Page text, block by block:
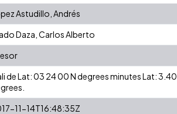
Astudillo, Andrés
Daza, Carlos Alberto
de Lat: 03 24 00 N degrees minutes Lat:
11-14T16:48:35Z